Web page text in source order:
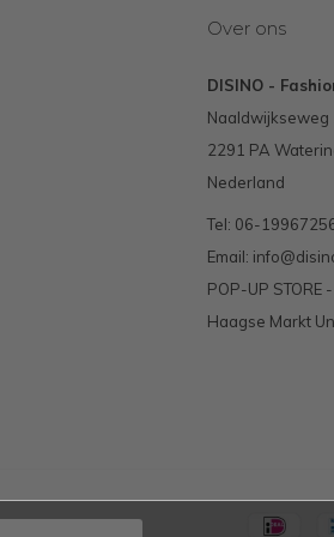
Over ons
DISINO -
Naaldwijkseweg
2291 PA
Nederland
Tel: 06-
Email:
POP-UP STORE
Haagse Markt